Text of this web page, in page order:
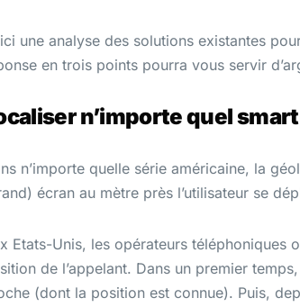
une analyse des solutions existantes
en trois points pourra vous servir
n’importe quel
n’importe quelle série américaine, la
écran au mètre près l’utilisateur se
Etats-Unis, les opérateurs téléphoniques
de l’appelant. Dans un premier
(dont la position est connue). Puis,